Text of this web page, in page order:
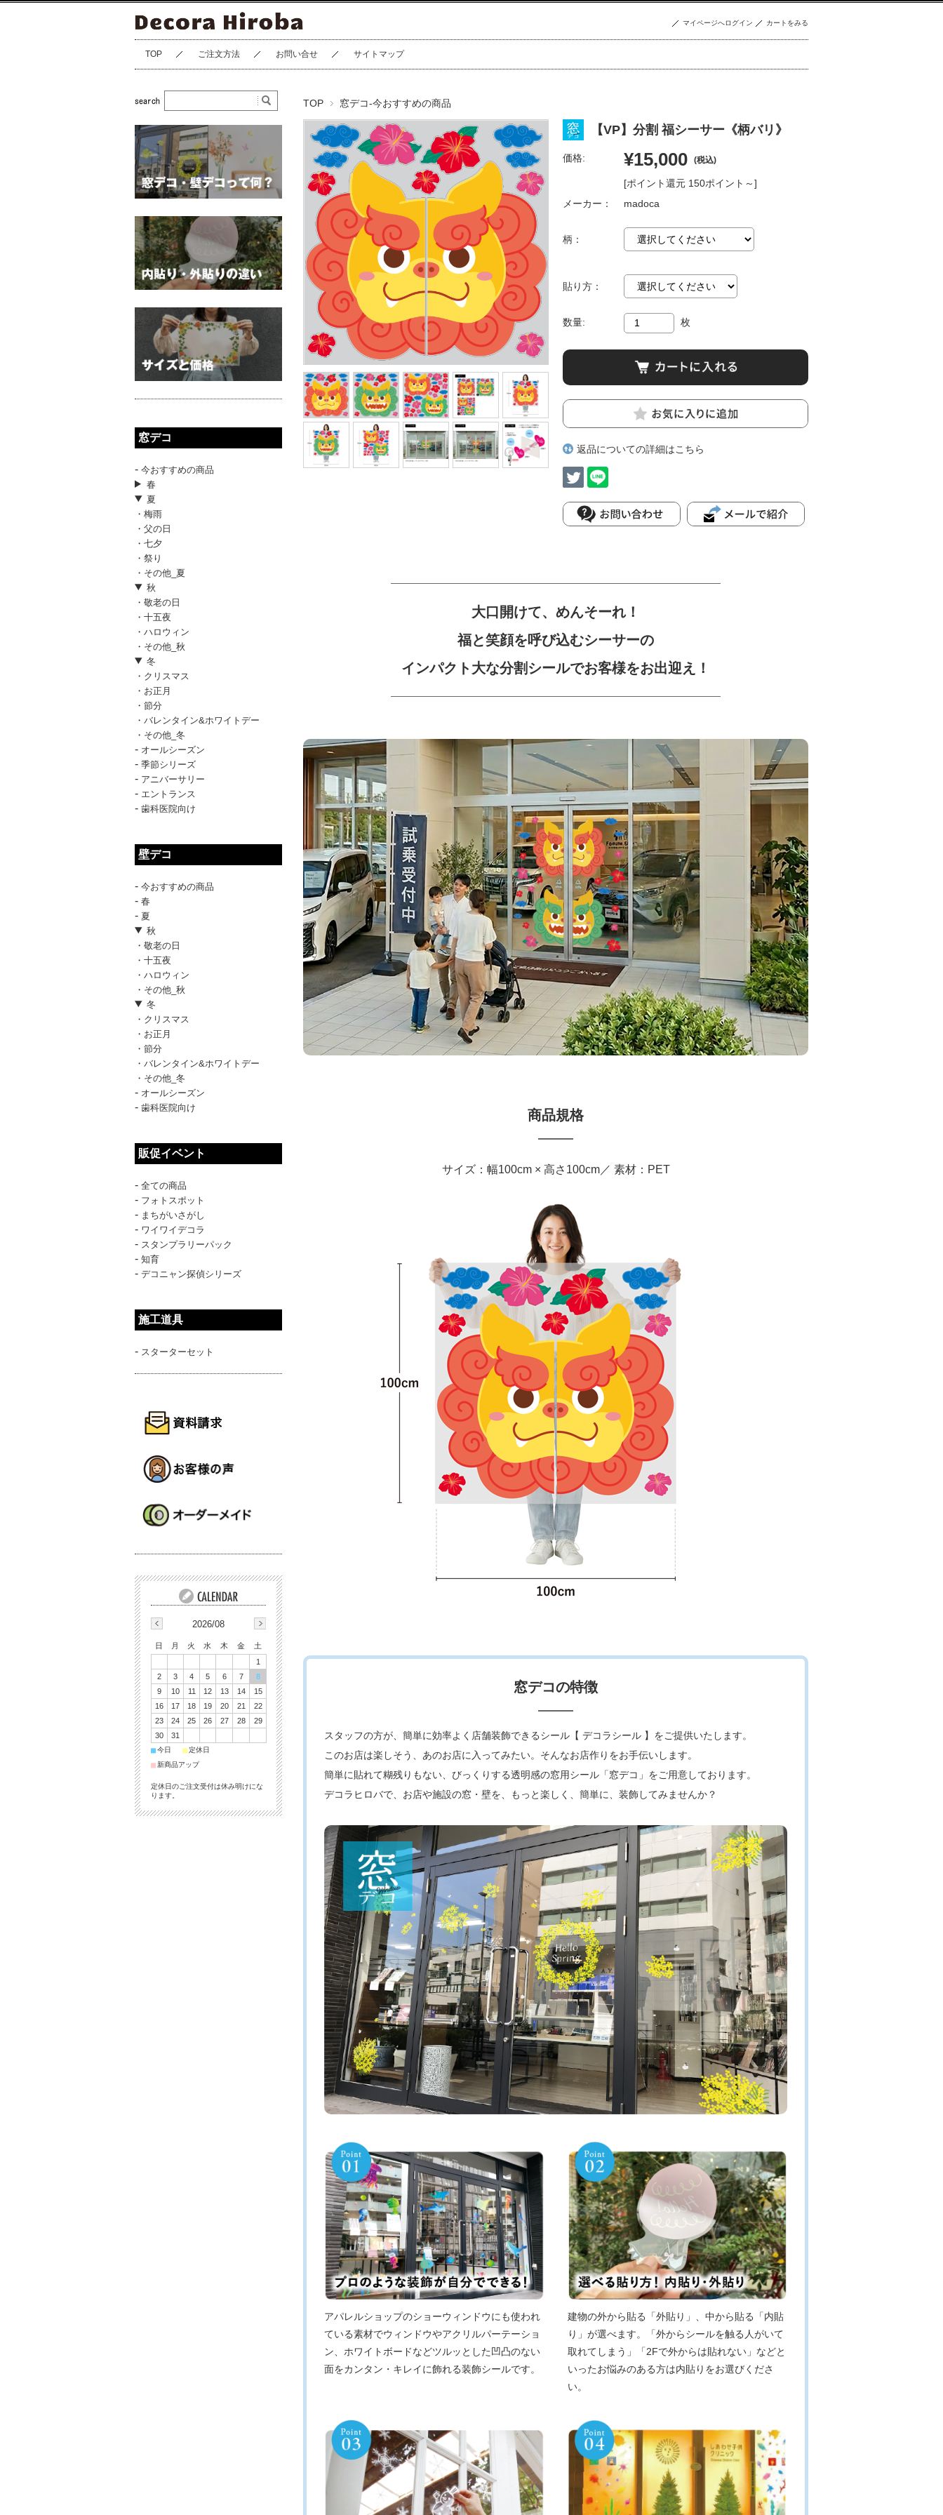
マイページへログイン カートをみる
TOP ご注文方法 お問い合せ サイトマップ
TOP 窓デコ-今おすすめの商品
【VP】分割 福シーサー《柄バリ》
価格: ¥15,000 (税込)
[ポイント還元 150ポイント～]
メーカー：
madoca
柄：
貼り方：
数量: 枚
返品についての詳細はこちら
大口開けて、めんそーれ！
福と笑顔を呼び込むシーサーの
インパクト大な分割シールでお客様をお出迎え！
商品規格
サイズ：幅100cm × 高さ100cm／ 素材：PET
窓デコの特徴
スタッフの方が、簡単に効率よく店舗装飾できるシール【 デコラシール 】をご提供いたします。
このお店は楽しそう、あのお店に入ってみたい。そんなお店作りをお手伝いします。
簡単に貼れて糊残りもない、びっくりする透明感の窓用シール「窓デコ」をご用意しております。
デコラヒロバで、お店や施設の窓・壁を、もっと楽しく、簡単に、装飾してみませんか？
アパレルショップのショーウィンドウにも使われ
ている素材でウィンドウやアクリルパーテーショ
ン、ホワイトボードなどツルッとした凹凸のない
面をカンタン・キレイに飾れる装飾シールです。
建物の外から貼る「外貼り」、中から貼る「内貼
り」が選べます。「外からシールを触る人がいて
取れてしまう」「2Fで外からは貼れない」などと
いったお悩みのある方は内貼りをお選びくださ
い。
窓デコ
- 今おすすめの商品
春
夏
・梅雨
・父の日
・七夕
・祭り
・その他_夏
秋
・敬老の日
・十五夜
・ハロウィン
・その他_秋
冬
・クリスマス
・お正月
・節分
・バレンタイン&ホワイトデー
・その他_冬
- オールシーズン
- 季節シリーズ
- アニバーサリー
- エントランス
- 歯科医院向け
壁デコ
- 今おすすめの商品
- 春
- 夏
秋
・敬老の日
・十五夜
・ハロウィン
・その他_秋
冬
・クリスマス
・お正月
・節分
・バレンタイン&ホワイトデー
・その他_冬
- オールシーズン
- 歯科医院向け
販促イベント
- 全ての商品
- フォトスポット
- まちがいさがし
- ワイワイデコラ
- スタンプラリーパック
- 知育
- デコニャン探偵シリーズ
施工道具
- スターターセット
2026/08
日 月 火 水 木 金
土
1
2
3 4 5 6 7
8
9
10 11 12 13 14
15
16
17 18 19 20 21
22
23
24 25 26 27 28
29
30
31
■今日 ■定休日
■新商品アップ
定休日のご注文受付は休み明けにな
ります。